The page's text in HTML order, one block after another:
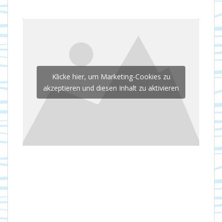
Klicke hier, um Marketing-Cookies zu
akzeptieren und diesen Inhalt zu aktivieren